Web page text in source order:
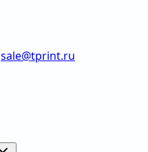
sale@tprint.ru